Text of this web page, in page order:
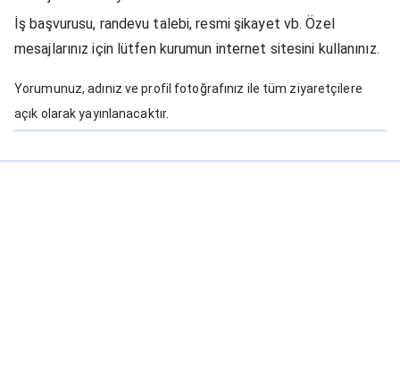
İş başvurusu, randevu talebi, resmi şikayet vb. Özel
mesajlarınız için lütfen kurumun internet sitesini kullanınız.
Yorumunuz, adınız ve profil fotoğrafınız ile tüm ziyaretçilere
açık olarak yayınlanacaktır.